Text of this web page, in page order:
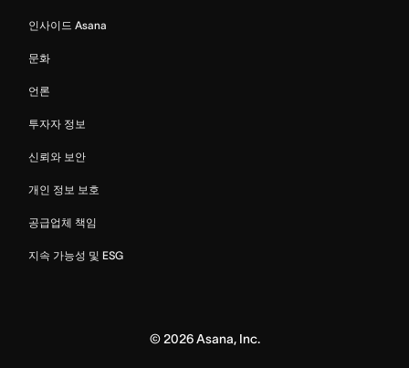
인사이드 Asana
문화
언론
투자자 정보
신뢰와 보안
개인 정보 보호
공급업체 책임
지속 가능성 및 ESG
© 2026Asana, Inc.